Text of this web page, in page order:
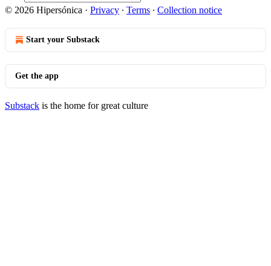
© 2026 Hipersónica · Privacy ∙ Terms ∙ Collection notice
Start your Substack
Get the app
Substack is the home for great culture